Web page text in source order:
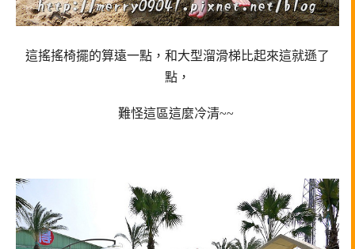
這搖搖椅擺的算遠一點，和大型溜滑梯比起來這就遜了
點，
難怪這區這麼冷清~~